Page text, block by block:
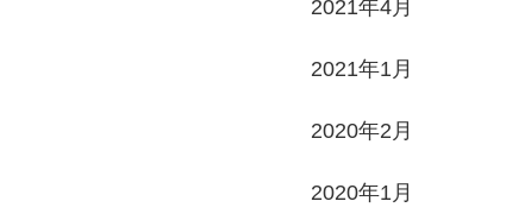
2021年4月
2021年1月
2020年2月
2020年1月